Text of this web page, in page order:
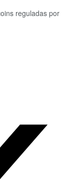
reguladas por